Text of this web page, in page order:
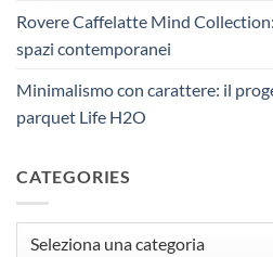
Rovere Caffelatte Mind
spazi contemporanei
Minimalismo con carattere: il
parquet Life H2O
CATEGORIES